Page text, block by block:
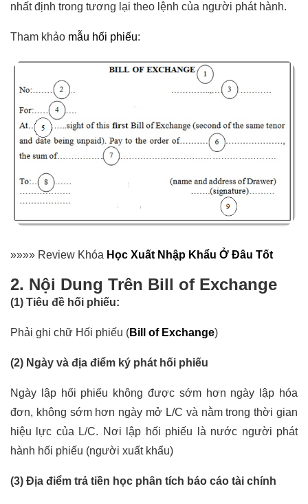
nhất định trong tương lại theo lệnh của người phát hành.
Tham khảo mẫu hối phiếu:
»»»» Review Khóa Học Xuất Nhập Khẩu Ở Đâu Tốt
2. Nội Dung Trên Bill of Exchange
(1) Tiêu đề hối phiếu:
Phải ghi chữ Hối phiếu (Bill of Exchange)
(2) Ngày và địa điểm ký phát hối phiếu
Ngày lập hối phiếu không được sớm hơn ngày lập hóa
đơn, không sớm hơn ngày mở L/C và nằm trong thời gian
hiệu lực của L/C. Nơi lập hối phiếu là nước người phát
hành hối phiếu (người xuất khẩu)
(3) Địa điểm trả tiền học phân tích báo cáo tài chính